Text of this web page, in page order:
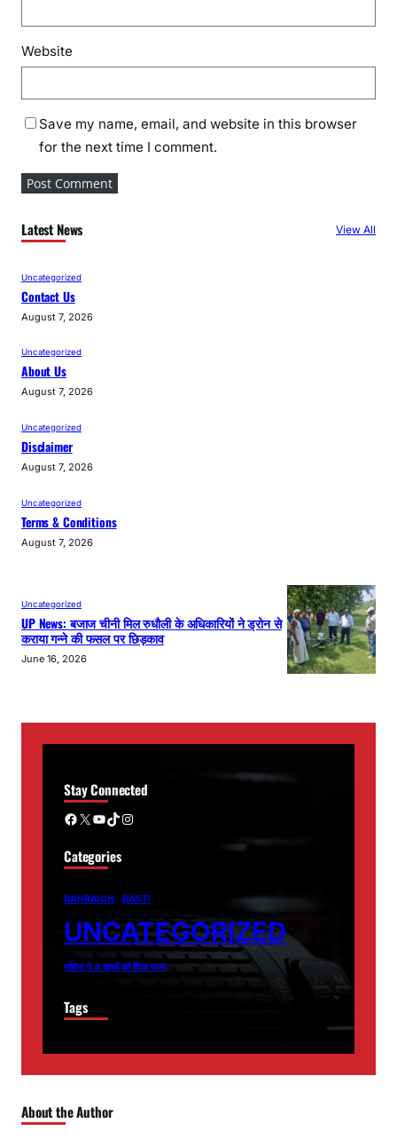
Website
Save my name, email, and website in this browser
for the next time I comment.
Latest News View All
Uncategorized
Contact Us
August 7, 2026
Uncategorized
About Us
August 7, 2026
Uncategorized
Disclaimer
August 7, 2026
Uncategorized
Terms & Conditions
August 7, 2026
Uncategorized
UP News: बजाज चीनी मिल रुधौली के अधिकारियों ने ड्रोन से
कराया गन्ने की फसल पर छिड़काव
June 16, 2026
Stay Connected
Facebook X YouTube TikTok Instagram
Categories
BAHRAICH BASTI
UNCATEGORIZED
महिला ने 4 बच्चों को दिया जन्म
Tags
About the Author